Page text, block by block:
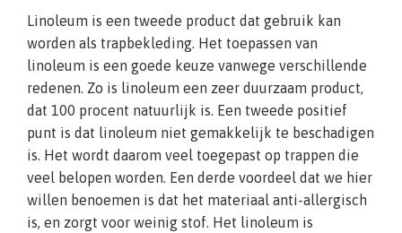
Linoleum is een tweede product dat gebruik kan
worden als trapbekleding. Het toepassen van
linoleum is een goede keuze vanwege verschillende
redenen. Zo is linoleum een zeer duurzaam product,
dat 100 procent natuurlijk is. Een tweede positief
punt is dat linoleum niet gemakkelijk te beschadigen
is. Het wordt daarom veel toegepast op trappen die
veel belopen worden. Een derde voordeel dat we hier
willen benoemen is dat het materiaal anti-allergisch
is, en zorgt voor weinig stof. Het linoleum is